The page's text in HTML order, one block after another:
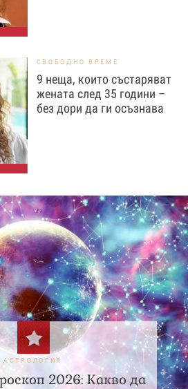
СВОБОДНО ВРЕМЕ
9 неща, които състаряват
жената след 35 години –
без дори да ги осъзнава
АСТРОЛОГИЯ
2026: Какво да